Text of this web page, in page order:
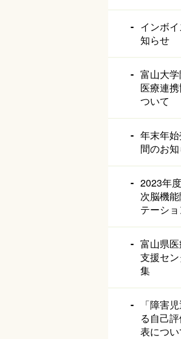
インボ
知らせ
富山大
医療連
ついて
年末年
間のお
2023年
次脳機
テーシ
富山県
支援セ
集
「障害
る自己
表につい